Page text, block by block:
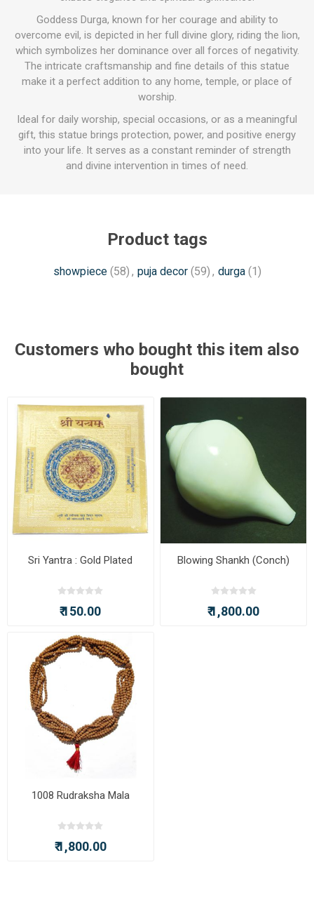
Goddess Durga, known for her courage and ability to
overcome evil, is depicted in her full divine glory, riding the lion,
which symbolizes her dominance over all forces of negativity.
The intricate craftsmanship and fine details of this statue
make it a perfect addition to any home, temple, or place of
worship.
Ideal for daily worship, special occasions, or as a meaningful
gift, this statue brings protection, power, and positive energy
into your life. It serves as a constant reminder of strength
and divine intervention in times of need.
Product tags
showpiece (58) , puja decor (59) , durga (1)
Customers who bought this item also
bought
Sri Yantra : Gold Plated
₹ 150.00
Blowing Shankh (Conch)
₹ 1,800.00
1008 Rudraksha Mala
₹ 1,800.00